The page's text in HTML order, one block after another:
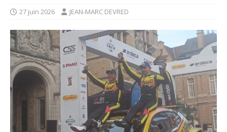
27 juin 2026 JEAN-MARC DEVRED